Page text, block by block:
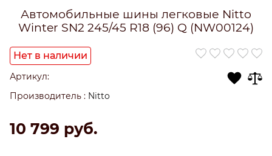
Автомобильные шины легковые Nitto
Winter SN2 245/45 R18 (96) Q (NW00124)
Нет в наличии
Артикул:
Производитель : Nitto
10 799 руб.